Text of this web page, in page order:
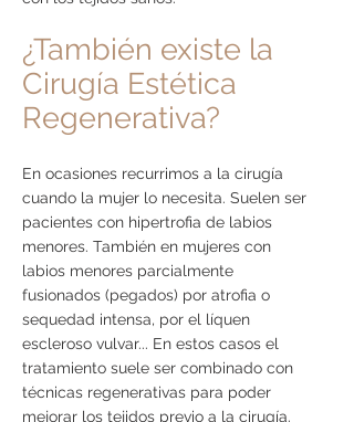
¿También existe la
Cirugía Estética
Regenerativa?
En ocasiones recurrimos a la cirugía
cuando la mujer lo necesita. Suelen ser
pacientes con hipertrofia de labios
menores. También en mujeres con
labios menores parcialmente
fusionados (pegados) por atrofia o
sequedad intensa, por el líquen
escleroso vulvar... En estos casos el
tratamiento suele ser combinado con
técnicas regenerativas para poder
mejorar los tejidos previo a la cirugía.